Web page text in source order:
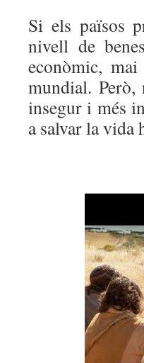
Si els països
nivell de
econòmic,
mundial. Però,
insegur i més
a salvar la vida